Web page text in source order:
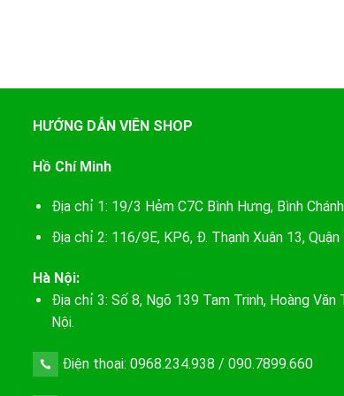
HƯỚNG DẪN VIÊN SHOP
Hồ Chí Minh
Địa chỉ 1: 19/3 Hẻm C7C Bình Hưng, Bình
Địa chỉ 2: 116/9E, KP6, Đ. Thạnh Xuân 13, Quận
Hà Nội:
Địa chỉ 3: Số 8, Ngõ 139 Tam Trinh, Hoàng Văn
Nội.
Điện thoại: 0968.234.938 / 090.7899.660